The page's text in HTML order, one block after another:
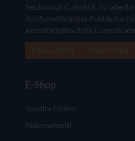
Settimanali Cattolici), ha
dell'Autodisciplina
Autodisciplina della
E-Shop
Vendita Online
Abbonamenti